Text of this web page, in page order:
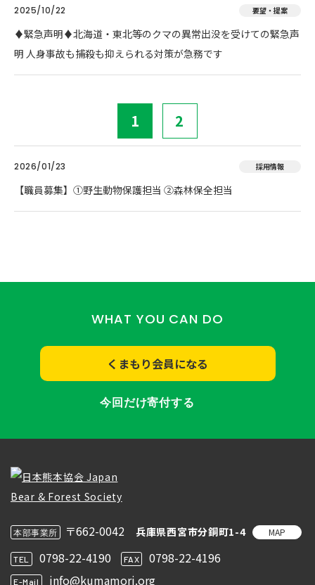
2025/10/22 要望・提案
♦️緊急声明♦️北海道・東北等のクマの異常出没を受けての緊急声
明 人身事故も捕殺も抑えられる対策が急務です
1 2
2026/01/23 採用情報
【職員募集】①野生動物保護担当 ②森林保全担当
WHAT YOU CAN DO
くまもり会員になる
今回だけ寄付する
本部事業所 〒662-0042 兵庫県西宮市分銅町1-4 MAP
TEL 0798-22-4190 FAX 0798-22-4196
E-Mail info@kumamori.org